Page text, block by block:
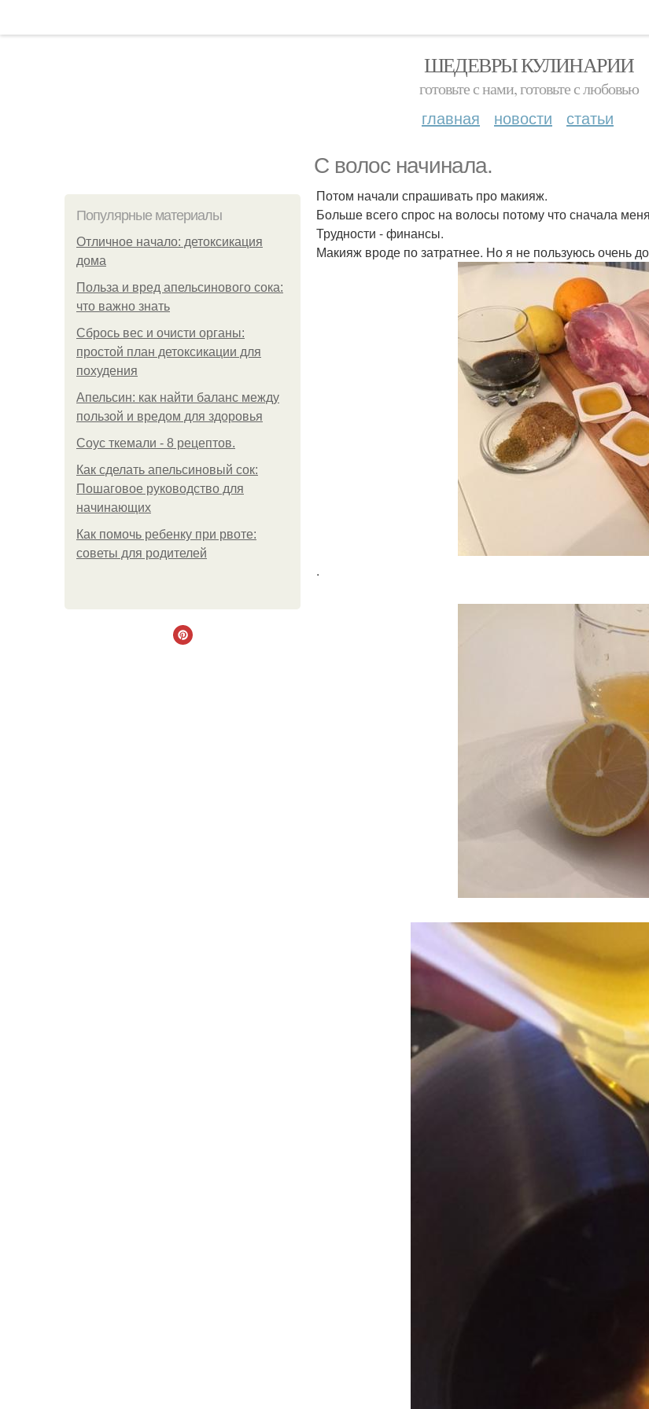
ШЕДЕВРЫ КУЛИНАРИИ
готовьте с нами, готовьте с любовью
главная новости статьи
С волос начинала.
Популярные материалы
Отличное начало: детоксикация
дома
Польза и вред апельсинового сока:
что важно знать
Сбрось вес и очисти органы:
простой план детоксикации для
похудения
Апельсин: как найти баланс между
пользой и вредом для здоровья
Соус ткемали - 8 рецептов.
Как сделать апельсиновый сок:
Пошаговое руководство для
начинающих
Как помочь ребенку при рвоте:
советы для родителей
Потом начали спрашивать про макияж.
Больше всего спрос на волосы потому что сначала
Трудности - финансы.
Макияж вроде по затратнее. Но я не пользуюсь очень
.